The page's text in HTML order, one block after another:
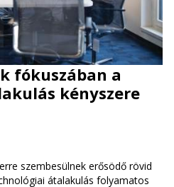
fókuszában a
kényszere
szembesülnek erősödő rövid
átalakulás folyamatos